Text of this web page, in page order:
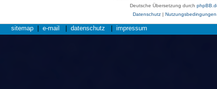
Deutsche Übersetzung durch
Datenschutz| Nutzungsbedingungen
sitemap | e-mail | datenschutz | impressum